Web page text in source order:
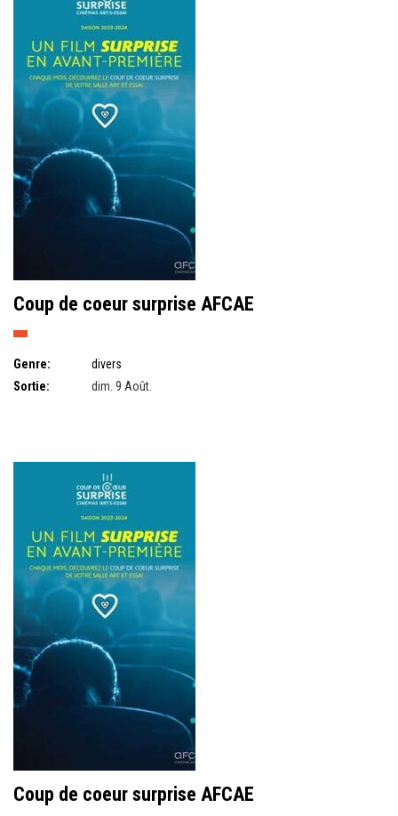
Coup de coeur surprise AFCAE
Genre:
divers
Sortie:
dim. 9 Août.
Coup de coeur surprise AFCAE